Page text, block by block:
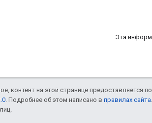
Эта
контент на этой странице предоставляется по
. Подробнее об этом написано в правилах сайта